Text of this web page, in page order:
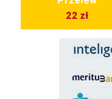
22 zł